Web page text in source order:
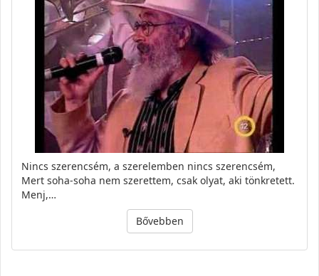
Nincs szerencsém, a szerelemben nincs szerencsém,
Mert soha-soha nem szerettem, csak olyat, aki tönkretett.
Menj,…
Bővebben